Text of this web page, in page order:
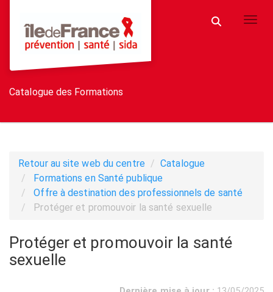
Catalogue des Formations
Retour au site web du centre
Catalogue
Formations en Santé publique
Offre à destination des professionnels de santé
Protéger et promouvoir la santé sexuelle
Protéger et promouvoir la santé
sexuelle